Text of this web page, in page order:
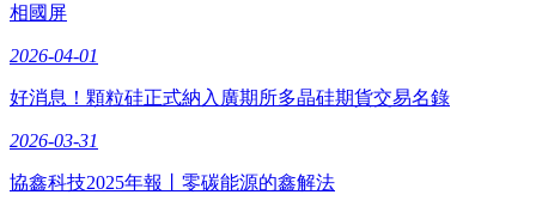
相國屏
2026-04-01
好消息！顆粒硅正式納入廣期所多晶硅期貨交易名錄
2026-03-31
協鑫科技2025年報丨零碳能源的鑫解法